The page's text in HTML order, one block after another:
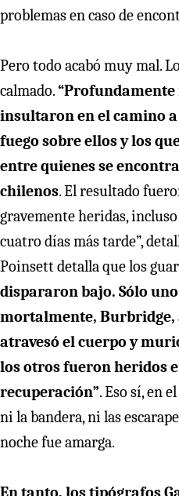
problemas en caso de
Pero todo acabó muy mal.
calmado.
insultaron en el camino
fuego sobre ellos y los
entre quienes se
chilenos. El resultado
gravemente heridas,
cuatro días más tarde”,
Poinsett detalla que los
dispararon bajo. Sólo
mortalmente, Burbridge,
atravesó el cuerpo y
los otros fueron heridos
recuperación”. Eso sí, en
ni la bandera, ni las
noche fue amarga.
En tanto, los tipógrafos